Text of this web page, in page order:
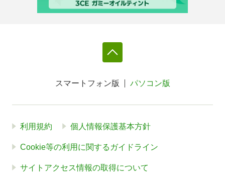
スマートフォン版 パソコン版
利用規約 個人情報保護基本方針
Cookie等の利用に関するガイドライン
サイトアクセス情報の取得について